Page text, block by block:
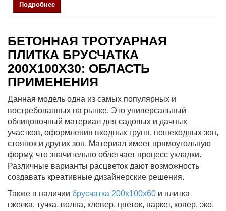
Подробнее
БЕТОННАЯ ТРОТУАРНАЯ
ПЛИТКА БРУСЧАТКА
200Х100Х30: ОБЛАСТЬ
ПРИМЕНЕНИЯ
Данная модель одна из самых популярных и
востребованных на рынке. Это универсальный
облицовочный материал для садовых и дачных
участков, оформления входных групп, пешеходных зон,
стоянок и других зон. Материал имеет прямоугольную
форму, что значительно облегчает процесс укладки.
Различные варианты расцветок дают возможность
создавать креативные дизайнерские решения.
Также в наличии брусчатка 200х100х60 и плитка
гжелка, тучка, волна, клевер, цветок, паркет, ковер, эко,